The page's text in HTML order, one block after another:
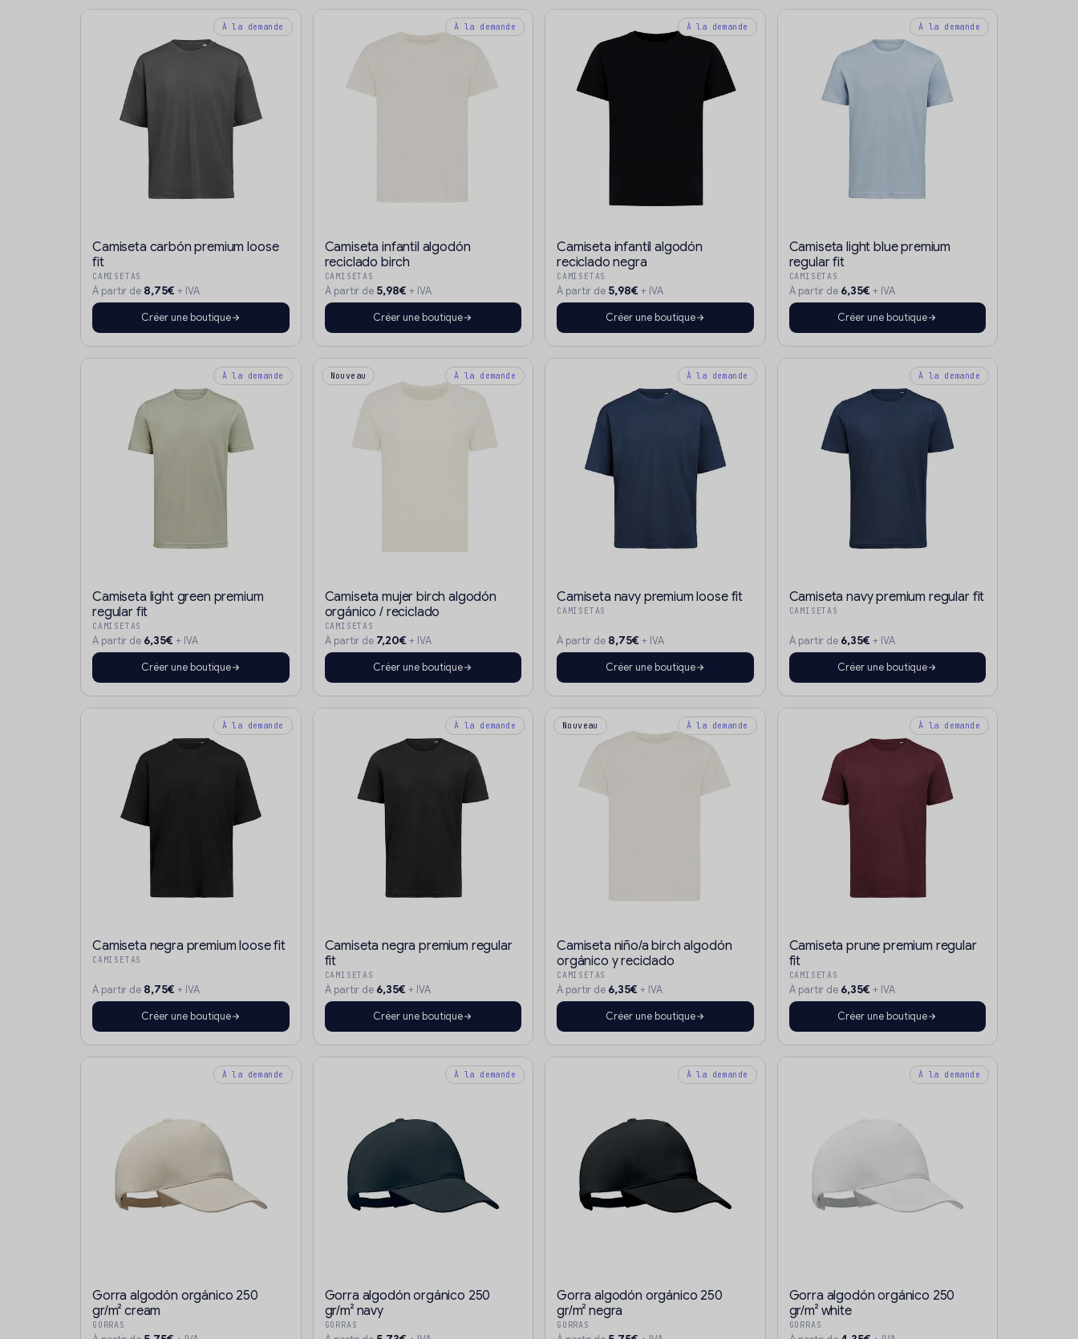
À la demande
Camiseta carbón premium loose
fit
CAMISETAS
À partir de 8,75€+ IVA
Créer une boutique
À la demande
Camiseta infantil algodón
reciclado birch
CAMISETAS
À partir de 5,98€ + IVA
Créer une boutique
À la demande
Camiseta infantil algodón
reciclado negra
CAMISETAS
À partir de 5,98€+ IVA
Créer une boutique
À la demande
Camiseta light blue premium
regular fit
CAMISETAS
À partir de 6,35€ + IVA
Créer une boutique
À la demande
Camiseta light green premium
regular fit
CAMISETAS
À partir de 6,35€ + IVA
Créer une boutique
Nouveau À la demande
Camiseta mujer birch algodón
orgánico / reciclado
CAMISETAS
À partir de 7,20€ + IVA
Créer une boutique
À la demande
Camiseta navy premium loose fit
CAMISETAS
À partir de 8,75€ + IVA
Créer une boutique
À la demande
Camiseta navy premium regular fit
CAMISETAS
À partir de 6,35€ + IVA
Créer une boutique
À la demande
Camiseta negra premium loose fit
CAMISETAS
À partir de 8,75€+ IVA
Créer une boutique
À la demande
Camiseta negra premium regular
fit
CAMISETAS
À partir de 6,35€ + IVA
Créer une boutique
Nouveau À la demande
Camiseta niño/a birch algodón
orgánico y reciclado
CAMISETAS
À partir de 6,35€+ IVA
Créer une boutique
À la demande
Camiseta prune premium regular
fit
CAMISETAS
À partir de 6,35€ + IVA
Créer une boutique
À la demande
Gorra algodón orgánico 250
gr/m² cream
GORRAS
À la demande
Gorra algodón orgánico 250
gr/m² navy
GORRAS
À la demande
Gorra algodón orgánico 250
gr/m² negra
GORRAS
À la demande
Gorra algodón orgánico 250
gr/m² white
GORRAS